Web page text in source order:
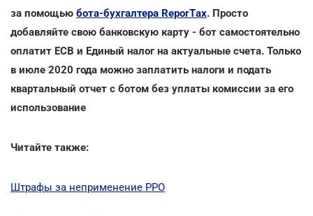
за помощью бота-бухгалтера ReporTах. Просто
добавляйте свою банковскую карту - бот самостоятельно
оплатит ЕСВ и Единый налог на актуальные счета. Только
в июле 2020 года можно заплатить налоги и подать
квартальный отчет с ботом без уплаты комиссии за его
использование
Читайте также:
Штрафы за неприменение РРО